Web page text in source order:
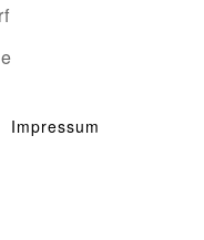
Impressum